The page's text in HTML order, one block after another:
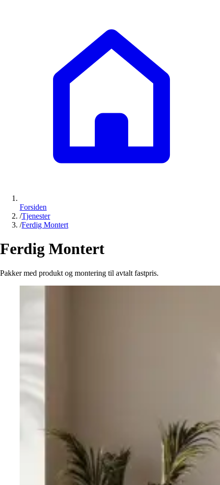
Forsiden
/Tjenester
/Ferdig Montert
Ferdig Montert
Pakker med produkt og montering til avtalt fastpris.